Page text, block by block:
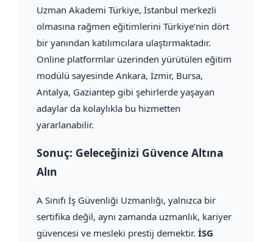
Uzman Akademi Türkiye, İstanbul merkezli
olmasına rağmen eğitimlerini Türkiye’nin dört
bir yanından katılımcılara ulaştırmaktadır.
Online platformlar üzerinden yürütülen eğitim
modülü sayesinde Ankara, İzmir, Bursa,
Antalya, Gaziantep gibi şehirlerde yaşayan
adaylar da kolaylıkla bu hizmetten
yararlanabilir.
Sonuç: Geleceğinizi Güvence Altına
Alın
A Sınıfı İş Güvenliği Uzmanlığı, yalnızca bir
sertifika değil, aynı zamanda uzmanlık, kariyer
güvencesi ve mesleki prestij demektir. İSG